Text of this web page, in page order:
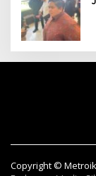
Copyright ©